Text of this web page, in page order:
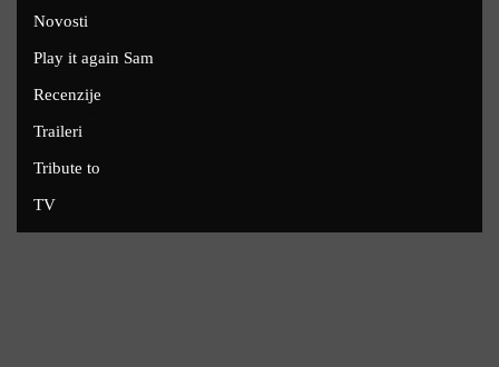
Novosti
Play it again Sam
Recenzije
Traileri
Tribute to
TV